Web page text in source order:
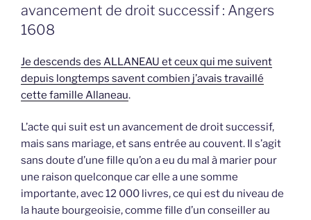
avancement de droit successif : Angers
1608
Je descends des ALLANEAU et ceux qui me suivent
depuis longtemps savent combien j’avais travaillé
cette famille Allaneau.
L’acte qui suit est un avancement de droit successif,
mais sans mariage, et sans entrée au couvent. Il s’agit
sans doute d’une fille qu’on a eu du mal à marier pour
une raison quelconque car elle a une somme
importante, avec 12 000 livres, ce qui est du niveau de
la haute bourgeoisie, comme fille d’un conseiller au